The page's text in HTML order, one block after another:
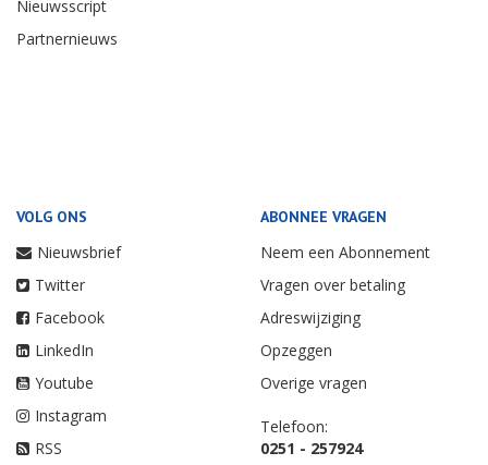
Nieuwsscript
Partnernieuws
VOLG ONS
Nieuwsbrief
Twitter
Facebook
LinkedIn
Youtube
Instagram
RSS
ABONNEE VRAGEN
Neem een Abonnement
Vragen over betaling
Adreswijziging
Opzeggen
Overige vragen
Telefoon:
0251 - 257924